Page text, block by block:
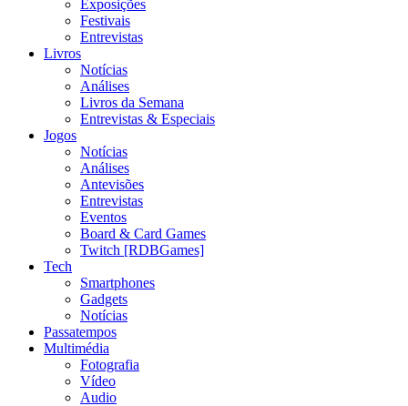
Exposições
Festivais
Entrevistas
Livros
Notícias
Análises
Livros da Semana
Entrevistas & Especiais
Jogos
Notícias
Análises
Antevisões
Entrevistas
Eventos
Board & Card Games
Twitch [RDBGames]
Tech
Smartphones
Gadgets
Notícias
Passatempos
Multimédia
Fotografia
Vídeo
Audio